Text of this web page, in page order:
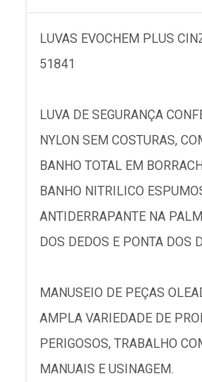
LUVAS EVOCHEM PLUS
51841
LUVA DE SEGURANÇA
NYLON SEM COSTURAS,
BANHO TOTAL EM
BANHO NITRILICO
ANTIDERRAPANTE NA
DOS DEDOS E PONTA DOS
MANUSEIO DE PEÇAS
AMPLA VARIEDADE DE
PERIGOSOS, TRABALHO
MANUAIS E USINAGEM.